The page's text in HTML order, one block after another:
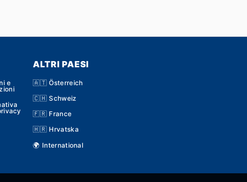
e
ALTRI PAESI
🇦🇹 Österreich
🇨🇭 Schweiz
🇫🇷 France
🇭🇷 Hrvatska
🌍 International